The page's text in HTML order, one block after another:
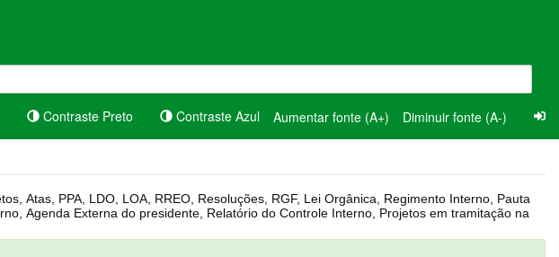
Contraste Preto Contraste Azul Aumentar fonte (A+) Diminuir fonte (A-)